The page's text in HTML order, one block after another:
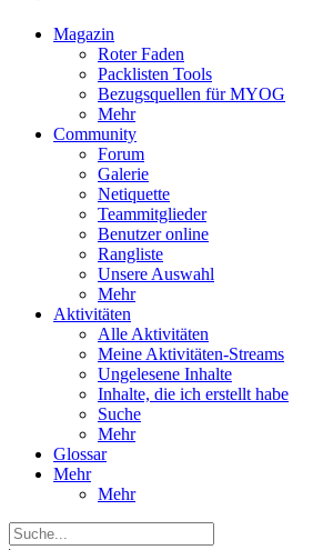
Magazin
Roter Faden
Packlisten Tools
Bezugsquellen für MYOG
Mehr
Community
Forum
Galerie
Netiquette
Teammitglieder
Benutzer online
Rangliste
Unsere Auswahl
Mehr
Aktivitäten
Alle Aktivitäten
Meine Aktivitäten-Streams
Ungelesene Inhalte
Inhalte, die ich erstellt habe
Suche
Mehr
Glossar
Mehr
Mehr